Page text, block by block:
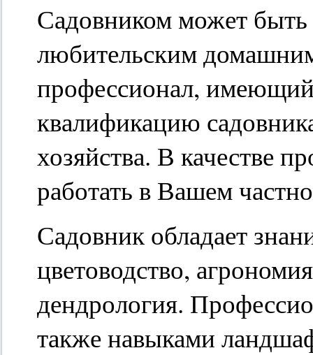
Садовником может
любительским
профессионал,
квалификацию
хозяйства. В качестве
работать в Вашем
Садовник обладает
цветоводство,
дендрология.
также навыками